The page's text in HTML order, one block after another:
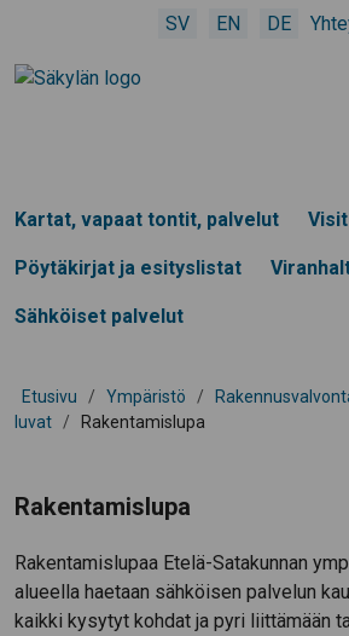
SV EN DE
Kartat, vapaat tontit, palvelut
Pöytäkirjat ja esityslistat
Sähköiset palvelut
Etusivu / Ympäristö /
luvat
/ Rakentamislupa
Rakentamislupa
Rakentamislupaa Etelä-Satakunnan
alueella haetaan sähköisen palvelun
kaikki kysytyt kohdat ja pyri liittämään